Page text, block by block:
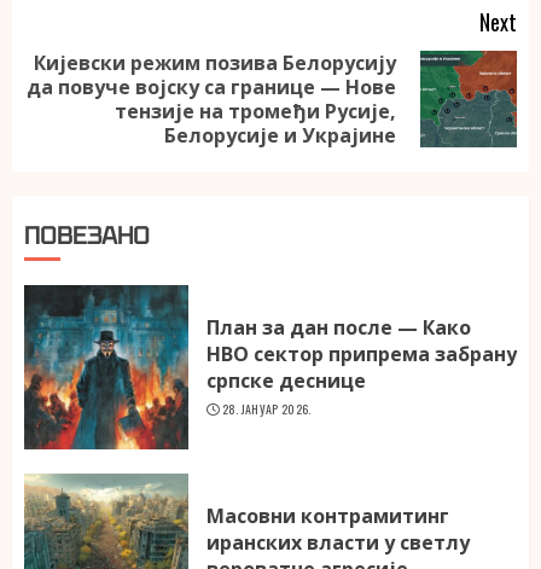
Next
Next
Кијевски режим позива Белорусију
да повуче војску са границе — Нове
тензије на тромеђи Русије,
Белорусије и Украјине
ПОВЕЗАНО
План за дан после — Како
НВО сектор припрема забрану
српске деснице
28. ЈАНУАР 2026.
Масовни контрамитинг
иранских власти у светлу